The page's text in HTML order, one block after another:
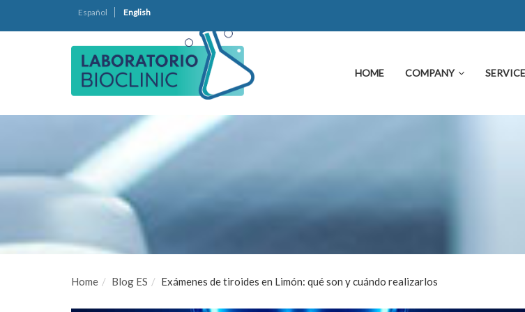
Español English
HOME COMPANY
Home Blog ES Exámenes de tiroides en Limón: qué son y cuándo realizarlos